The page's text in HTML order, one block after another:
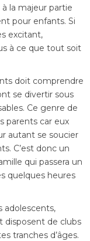
la majeur partie
pour enfants. Si
excitant,
à ce que tout soit
doit comprendre
se divertir sous
Ce genre de
parents car eux
autant se soucier
C’est donc un
qui passera un
quelques heures
adolescents,
disposent de clubs
tranches d’âges.